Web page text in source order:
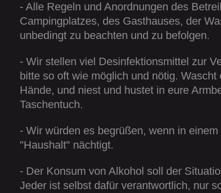
- Alle Regeln und Anordnungen des
Campingplatzes, des Gasthauses, der
unbedingt zu beachten und zu befolgen.
- Wir stellen viel Desinfektionsmittel zur
bitte so oft wie möglich und nötig.
Hände, und niest und hustet in eure
Taschentuch.
- Wir würden es begrüßen, wenn in
"Haushalt" nächtigt.
- Der Konsum von Alkohol soll der
Jeder ist selbst dafür verantwortlich, nur